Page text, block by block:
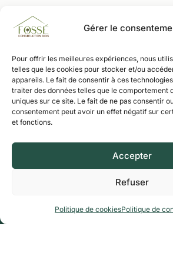
Gérer le
Pour offrir les meilleures expériences, nous
telles que les cookies pour stocker et/ou
appareils. Le fait de consentir à ces
traiter des données telles que le comportement
uniques sur ce site. Le fait de ne pas consentir
consentement peut avoir un effet négatif sur
et fonctions.
Accepter
Refuser
Politique de cookiesPolitique de
Spécialiste de la construction bois et
Accueil
Entreprise
Savoir faire
Actualités